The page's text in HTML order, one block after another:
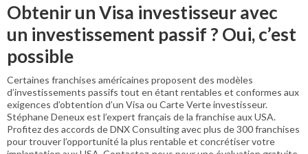
Obtenir un Visa investisseur avec
un investissement passif ? Oui, c’est
possible
Certaines franchises américaines proposent des modèles
d’investissements passifs tout en étant rentables et conformes aux
exigences d’obtention d’un Visa ou Carte Verte investisseur.
Stéphane Deneux est l’expert français de la franchise aux USA.
Profitez des accords de DNX Consulting avec plus de 300 franchises
pour trouver l’opportunité la plus rentable et concrétiser votre